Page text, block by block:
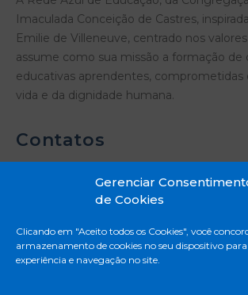
Gerenciar
de Cookies
Clicando em "Aceito todos os Cookies", você
armazenamento de cookies no seu dispositivo
experiência e navegação no site.
Imaculada Conceição de Castres,
Emilie de Villeneuve, centrado nos
assume como sua missão a formação de
educativas aprendentes, comprometidas
vida e da dignidade humana.
Contatos
Mascote - São Paulo - SP
11 5671-8888